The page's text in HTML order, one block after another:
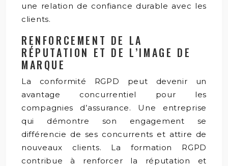
une relation de confiance durable avec les
clients.
RENFORCEMENT DE LA
RÉPUTATION ET DE L’IMAGE DE
MARQUE
La conformité RGPD peut devenir un
avantage concurrentiel pour les
compagnies d’assurance. Une entreprise
qui démontre son engagement se
différencie de ses concurrents et attire de
nouveaux clients. La formation RGPD
contribue à renforcer la réputation et